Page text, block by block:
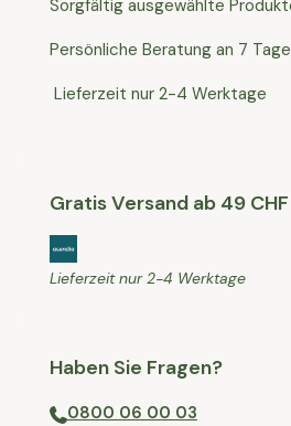
Sorgfältig ausgewählte
Persönliche Beratung an 7
Lieferzeit nur 2-4 Werktage
Gratis Versand ab 49 CHF
Lieferzeit nur 2-4 Werktage
Haben Sie Fragen?
0800 06 00 03